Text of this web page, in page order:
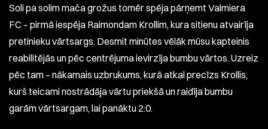
Soli pa solim mača grožus tomēr spēja pārņemt Valmiera
FC – pirmā iespēja Raimondam Krollim, kura sitienu atvairīja
pretinieku vārtsargs. Desmit minūtes vēlāk mūsu kapteinis
reabilitējās un pēc centrējuma ievirzīja bumbu vārtos. Uzreiz
pēc tam – nākamais uzbrukums, kurā atkal precīzs Krollis,
kurš teicami nostrādāja vārtu priekšā un raidīja bumbu
garām vārtsargam, lai panāktu 2:0.